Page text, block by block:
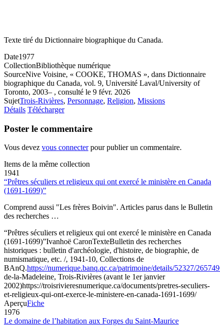
Texte tiré du Dictionnaire biographique du Canada.
Date1977
CollectionBibliothèque numérique
SourceNive Voisine, « COOKE, THOMAS », dans Dictionnaire
biographique du Canada, vol. 9, Université Laval/University of
Toronto, 2003– , consulté le 9 févr. 2026
SujetTrois-Rivières, Personnage, Religion, Missions
Détails Télécharger
Poster le commentaire
Vous devez vous connecterpour publier un commentaire.
Items de la même collection
1941
“Prêtres séculiers et religieux qui ont exercé le ministère en Canada
(1691-1699)”
Comprend aussi "Les frères Boivin". Articles parus dans le Bulletin
des recherches …
“Prêtres séculiers et religieux qui ont exercé le ministère en Canada
(1691-1699)”Ivanhoë CaronTexteBulletin des recherches
historiques : bulletin d'archéologie, d'histoire, de biographie, de
numismatique, etc. /, 1941-10, Collections de
BAnQ.https://numerique.banq.qc.ca/patrimoine/details/52327/
de-la-Madeleine, Trois-Rivières (avant le 1er janvier
2002)https://troisrivieresnumerique.ca/documents/pretres-seculiers-
et-religieux-qui-ont-exerce-le-ministere-en-canada-1691-1699/
AperçuFiche
1976
Le domaine de l’habitation aux Forges du Saint-Maurice